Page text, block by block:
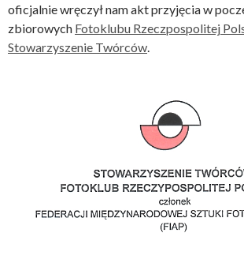
oficjalnie wręczył nam akt przyjęcia w
zbiorowych Fotoklubu Rzeczpospolitej
Stowarzyszenie Twórców